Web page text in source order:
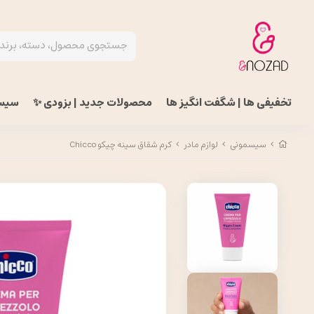
تخفیفی ها | شگفت انگیز ها محصولات جدید | بزودی ✨
سیسمونی لوازم مادر کرم شقاق سینه چیکو Chicco